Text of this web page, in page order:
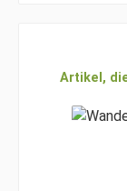
Artikel,